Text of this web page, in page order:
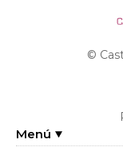
Menú
©